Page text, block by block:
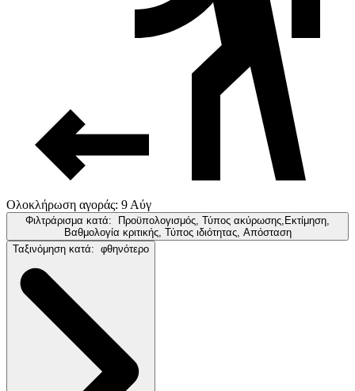
Ολοκλήρωση αγοράς: 9 Αύγ
Φιλτράρισμα κατά:
Προϋπολογισμός, Τύπος ακύρωσης,Εκτίμηση,
Βαθμολογία κριτικής, Τύπος ιδιότητας, Απόσταση
Ταξινόμηση κατά: φθηνότερο